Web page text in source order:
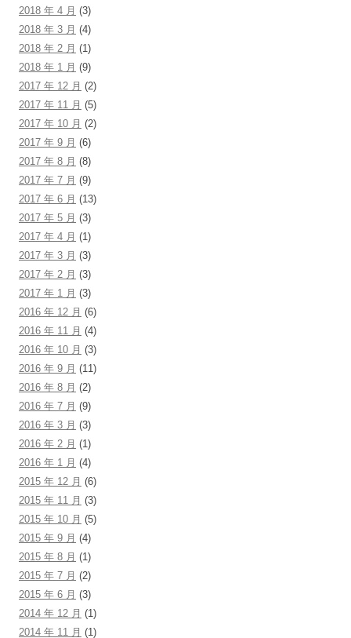
2018 年 4 月 (3)
2018 年 3 月 (4)
2018 年 2 月 (1)
2018 年 1 月 (9)
2017 年 12 月 (2)
2017 年 11 月 (5)
2017 年 10 月 (2)
2017 年 9 月 (6)
2017 年 8 月 (8)
2017 年 7 月 (9)
2017 年 6 月 (13)
2017 年 5 月 (3)
2017 年 4 月 (1)
2017 年 3 月 (3)
2017 年 2 月 (3)
2017 年 1 月 (3)
2016 年 12 月 (6)
2016 年 11 月 (4)
2016 年 10 月 (3)
2016 年 9 月 (11)
2016 年 8 月 (2)
2016 年 7 月 (9)
2016 年 3 月 (3)
2016 年 2 月 (1)
2016 年 1 月 (4)
2015 年 12 月 (6)
2015 年 11 月 (3)
2015 年 10 月 (5)
2015 年 9 月 (4)
2015 年 8 月 (1)
2015 年 7 月 (2)
2015 年 6 月 (3)
2014 年 12 月 (1)
2014 年 11 月 (1)